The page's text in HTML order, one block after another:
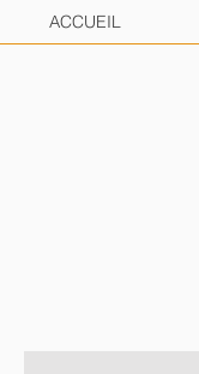
ACCUEIL